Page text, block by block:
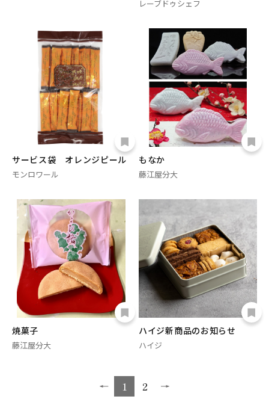
レーブドゥシェフ
サービス袋 オレンジピール
モンロワール
もなか
藤江屋分大
焼菓子
藤江屋分大
ハイジ新商品のお知らせ
ハイジ
1 2